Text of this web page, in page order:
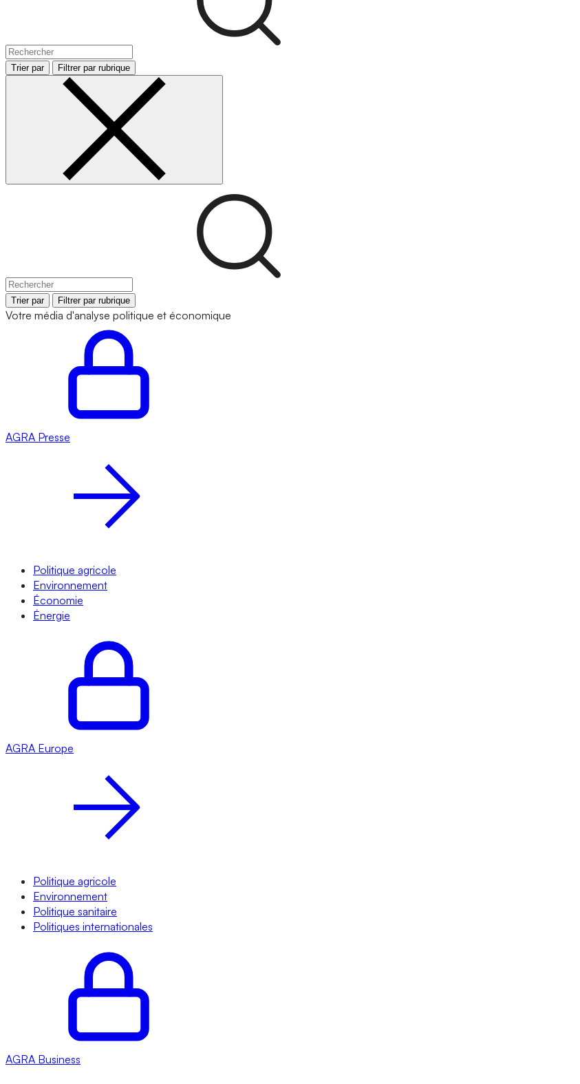
Trier par Filtrer par rubrique
Trier par Filtrer par rubrique
Votre média d'analyse politique et économique
AGRA Presse
Politique agricole
Environnement
Économie
Énergie
AGRA Europe
Politique agricole
Environnement
Politique sanitaire
Politiques internationales
AGRA Business